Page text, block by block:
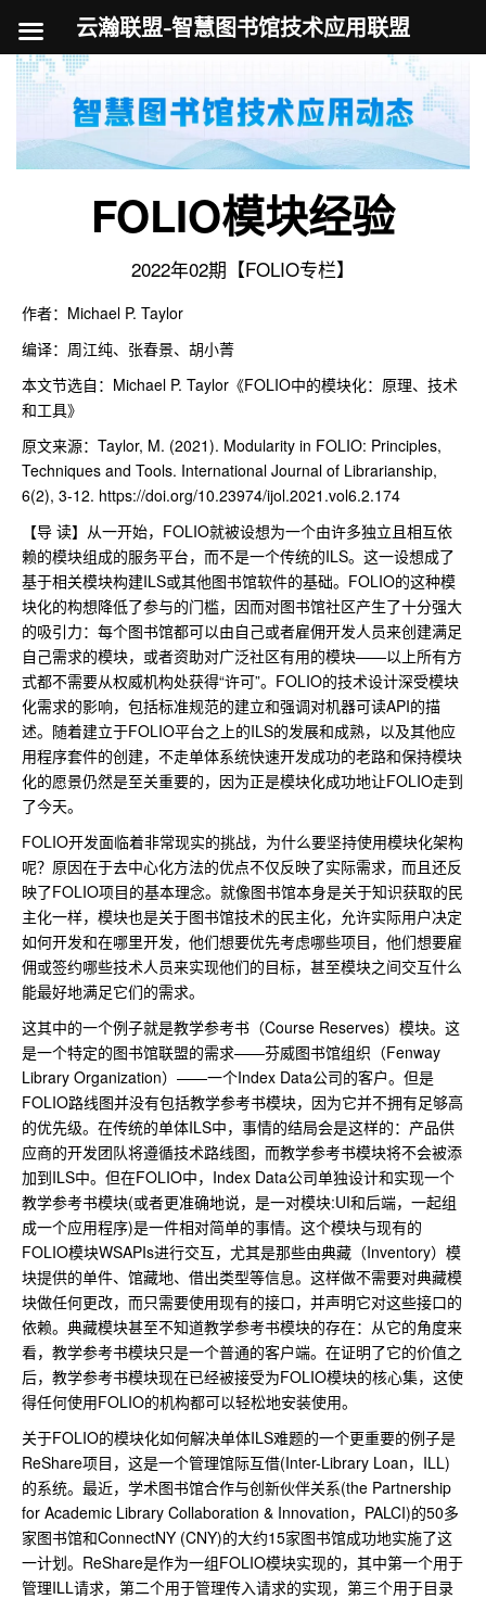
跳
至
容
FOLIO模块经验
2022年02期【FOLIO专栏】
作者：Michael P. Taylor
编译：周江纯、张春景、胡小菁
本文节选自：Michael P. Taylor《FOLIO中的模块化：原理、技术
和工具》
原文来源：Taylor, M. (2021). Modularity in FOLIO: Principles,
Techniques and Tools. International Journal of Librarianship,
6(2), 3-12. https://doi.org/10.23974/ijol.2021.vol6.2.174
【导 读】从一开始，FOLIO就被设想为一个由许多独立且相互依
赖的模块组成的服务平台，而不是一个传统的ILS。这一设想成了
基于相关模块构建ILS或其他图书馆软件的基础。FOLIO的这种模
块化的构想降低了参与的门槛，因而对图书馆社区产生了十分强大
的吸引力：每个图书馆都可以由自己或者雇佣开发人员来创建满足
自己需求的模块，或者资助对广泛社区有用的模块——以上所有方
式都不需要从权威机构处获得“许可”。FOLIO的技术设计深受模块
化需求的影响，包括标准规范的建立和强调对机器可读API的描
述。随着建立于FOLIO平台之上的ILS的发展和成熟，以及其他应
用程序套件的创建，不走单体系统快速开发成功的老路和保持模块
化的愿景仍然是至关重要的，因为正是模块化成功地让FOLIO走到
了今天。
FOLIO开发面临着非常现实的挑战，为什么要坚持使用模块化架构
呢？原因在于去中心化方法的优点不仅反映了实际需求，而且还反
映了FOLIO项目的基本理念。就像图书馆本身是关于知识获取的民
主化一样，模块也是关于图书馆技术的民主化，允许实际用户决定
如何开发和在哪里开发，他们想要优先考虑哪些项目，他们想要雇
佣或签约哪些技术人员来实现他们的目标，甚至模块之间交互什么
能最好地满足它们的需求。
这其中的一个例子就是教学参考书（Course Reserves）模块。这
是一个特定的图书馆联盟的需求——芬威图书馆组织（Fenway
Library Organization）——一个Index Data公司的客户。但是
FOLIO路线图并没有包括教学参考书模块，因为它并不拥有足够高
的优先级。在传统的单体ILS中，事情的结局会是这样的：产品供
应商的开发团队将遵循技术路线图，而教学参考书模块将不会被添
加到ILS中。但在FOLIO中，Index Data公司单独设计和实现一个
教学参考书模块(或者更准确地说，是一对模块:UI和后端，一起组
成一个应用程序)是一件相对简单的事情。这个模块与现有的
FOLIO模块WSAPIs进行交互，尤其是那些由典藏（Inventory）模
块提供的单件、馆藏地、借出类型等信息。这样做不需要对典藏模
块做任何更改，而只需要使用现有的接口，并声明它对这些接口的
依赖。典藏模块甚至不知道教学参考书模块的存在：从它的角度来
看，教学参考书模块只是一个普通的客户端。在证明了它的价值之
后，教学参考书模块现在已经被接受为FOLIO模块的核心集，这使
得任何使用FOLIO的机构都可以轻松地安装使用。
关于FOLIO的模块化如何解决单体ILS难题的一个更重要的例子是
ReShare项目，这是一个管理馆际互借(Inter-Library Loan，ILL)
的系统。最近，学术图书馆合作与创新伙伴关系(the Partnership
for Academic Library Collaboration & Innovation，PALCI)的50多
家图书馆和ConnectNY (CNY)的大约15家图书馆成功地实施了这
一计划。ReShare是作为一组FOLIO模块实现的，其中第一个用于
管理ILL请求，第二个用于管理传入请求的实现，第三个用于目录
云瀚联盟-智慧图书馆技术应用联盟